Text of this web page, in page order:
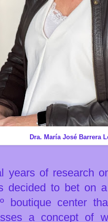
Dra. María José Barrera
years of research
decided to bet on
boutique center
a concept of